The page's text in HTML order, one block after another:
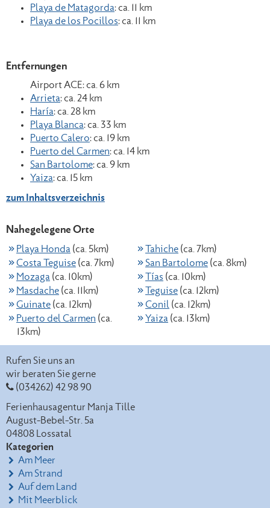
Playa de Matagorda: ca. 11 km
Playa de los Pocillos: ca. 11 km
Entfernungen
Airport ACE: ca. 6 km
Arrieta: ca. 24 km
Haría: ca. 28 km
Playa Blanca: ca. 33 km
Puerto Calero: ca. 19 km
Puerto del Carmen: ca. 14 km
San Bartolome: ca. 9 km
Yaiza: ca. 15 km
zum Inhaltsverzeichnis
Nahegelegene Orte
Playa Honda (ca. 5km) Tahiche (ca. 7km)
Costa Teguise (ca. 7km) San Bartolome (ca. 8km)
Mozaga (ca. 10km) Tías (ca. 10km)
Masdache (ca. 11km) Teguise (ca. 12km)
Guinate (ca. 12km) Conil (ca. 12km)
Puerto del Carmen (ca.
13km)
Yaiza (ca. 13km)
Rufen Sie uns an
wir beraten Sie gerne
(034262) 42 98 90
Ferienhausagentur Manja Tille
August-Bebel-Str. 5a
04808
Lossatal
Kategorien
Am Meer
Am Strand
Auf dem Land
Mit Meerblick